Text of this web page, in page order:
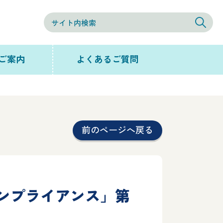
案内 よくあるご質問
前のページへ戻る
プライアンス」第